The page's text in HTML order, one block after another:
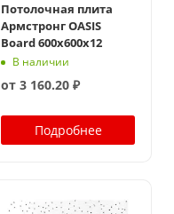
Потолочная плита
Армстронг OASIS
Board 600x600x12
В наличии
от 3 160.20 ₽
Подробнее